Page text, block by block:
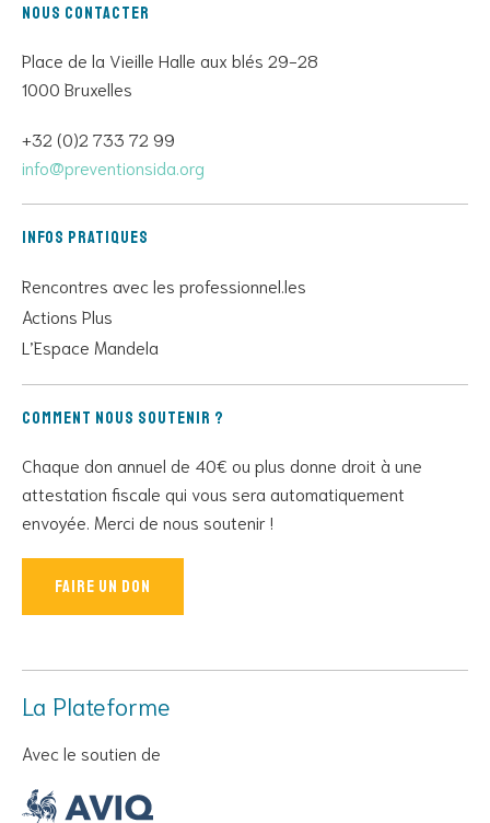
Nous contacter
Place de la Vieille Halle aux blés 29-28
1000 Bruxelles
+32 (0)2 733 72 99
info@preventionsida.org
Infos pratiques
Rencontres avec les professionnel.les
Actions Plus
L’Espace Mandela
Comment nous soutenir ?
Chaque don annuel de 40€ ou plus donne droit à une
attestation fiscale qui vous sera automatiquement
envoyée. Merci de nous soutenir !
Faire un don
La Plateforme
Avec le soutien de